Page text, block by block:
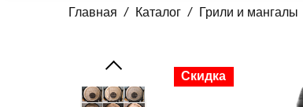
Главная Каталог Грили и мангалы
Скидка
Скидка
Скидка
Скидка
Скидка
Скидка